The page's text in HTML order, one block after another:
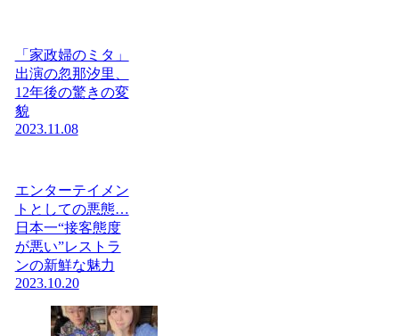
「家政婦のミタ」
出演の忽那汐里、
12年後の驚きの変
貌
2023.11.08
エンターテイメン
トとしての悪態…
日本一“接客態度
が悪い”レストラ
ンの新鮮な魅力
2023.10.20